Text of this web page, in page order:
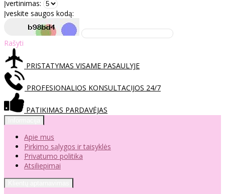
Įvertinimas:
Įveskite saugos kodą:
Rašyti
PRISTATYMAS VISAME PASAULYJE
PROFESIONALIOS KONSULTACIJOS 24/7
PATIKIMAS PARDAVĖJAS
Apie mus
Pirkimo sąlygos ir taisyklės
Privatumo politika
Atsiliepimai